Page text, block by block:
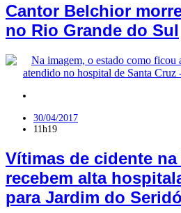
Cantor Belchior
no Rio Grande do Sul
30/04/2017
11h19
Vítimas de cidente na
recebem alta
para Jardim do Seridó